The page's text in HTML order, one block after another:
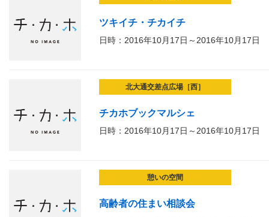
ツキイチ・チカイチ
日時：2016年10月17日～2016年10月17日
北大通交差点広場［西］
チカホブックマルシェ
日時：2016年10月17日～2016年10月17日
憩いの空間
高齢者の住まい相談会